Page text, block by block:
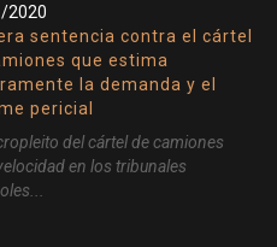
2020
sentencia contra el cártel
que estima
la demanda y el
pericial
del cártel de camiones
en los tribunales